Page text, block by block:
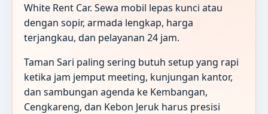
White Rent Car. Sewa mobil lepas kunci atau
dengan sopir, armada lengkap, harga
terjangkau, dan pelayanan 24 jam.
Taman Sari paling sering butuh setup yang rapi
ketika jam jemput meeting, kunjungan kantor,
dan sambungan agenda ke Kembangan,
Cengkareng, dan Kebon Jeruk harus presisi